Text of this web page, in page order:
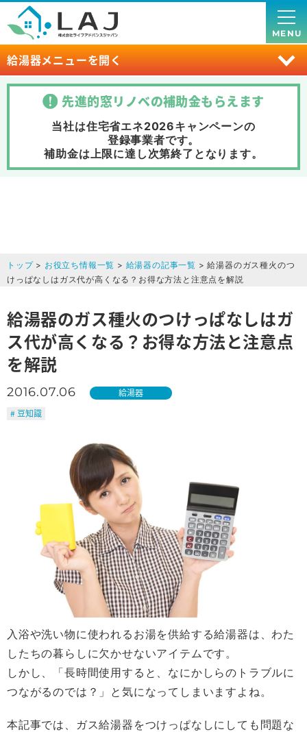
給湯器メニューを開く
MENU
先進的窓リノベの補助金もらえます
当社は住宅省エネ2026キャンペーンの
登録事業者です。
補助金は上限に達し次第終了 となります。
トップ> お役立ち情報一覧 > 給湯器の記事一覧 > 給湯器のガス種火のつ
けっぱなしはガス代が高くなる？お得な方法と注意点を解説
給湯器のガス種火のつけっぱなしはガ
ス代が高くなる？お得な方法と注意点
を解説
2016.07.06
給湯器
# 豆知識
入浴や洗い物に使われるお湯を供給する給湯器は、わた
したちの暮らしに欠かせないアイテムです。
しかし、「長時間使用すると、なにかしらのトラブルに
つながるのでは？」と気になってしまいますよね。
本記事では、ガス給湯器をつけっぱなしにしても問題な